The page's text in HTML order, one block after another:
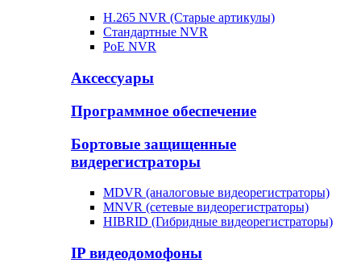
H.265 NVR (Старые артикулы)
Стандартные NVR
PoE NVR
Аксессуары
Программное обеспечение
Бортовые защищенные
видерегистраторы
MDVR (аналоговые видеорегистраторы)
MNVR (сетевые видеорегистраторы)
HIBRID (Гибридные видеорегистраторы)
IP видеодомофоны